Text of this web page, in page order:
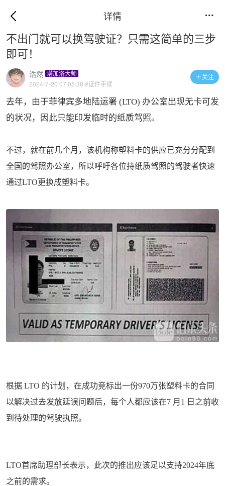
详情 
不出门就可以换驾驶证？只需这简单的三步
即可！
关注
浩然 塔加洛大师
2024-7-20 07:05:38 #证件手续
去年，由于菲律宾多地陆运署 (LTO) 办公室出现无卡可发
的状况，因此只能印发临时的纸质驾照。
不过，就在前几个月，该机构称塑料卡的供应已充分分配到
全国的驾照办公室，所以呼吁各位持纸质驾照的驾驶者快速
通过LTO更换成塑料卡。
根据 LTO 的计划，在成功竞标出一份970万张塑料卡的合同
以解决过去发放延误问题后，每个人都应该在7 月1 日之前收
到待处理的驾驶执照。
LTO首席助理部长表示，此次的推出应该足以支持2024年底
之前的需求。